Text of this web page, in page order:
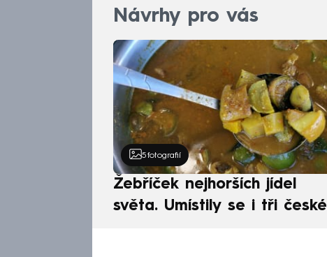
Návrhy pro vás
5 fotografií
Žebříček nejhorších jídel
světa. Umístily se i tři české